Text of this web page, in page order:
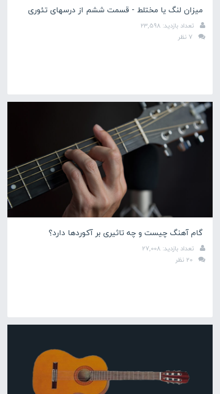
میزان لنگ یا مختلط - قسمت ششم از درسهای تئوری
تعداد بازدید: 23,598
گام آهنگ چیست و چه تاثیری بر آکوردها دارد؟
تعداد بازدید: 27,008